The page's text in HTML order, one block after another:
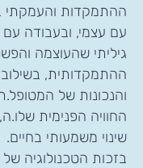
ההתמקדות והעמקתי
עם עצמי, ובעבודה
גיליתי שהעוצמה
ההתמקדותית,
והנכונות של
החוויה הפנימית
שינוי משמעותי בחיים.
בזכות הטכנולוגיה